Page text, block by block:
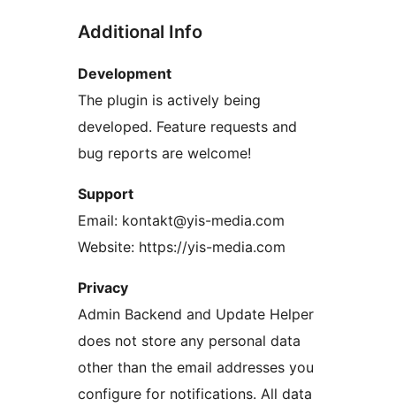
Additional Info
Development
The plugin is actively being
developed. Feature requests and
bug reports are welcome!
Support
Email: kontakt@yis-media.com
Website: https://yis-media.com
Privacy
Admin Backend and Update Helper
does not store any personal data
other than the email addresses you
configure for notifications. All data